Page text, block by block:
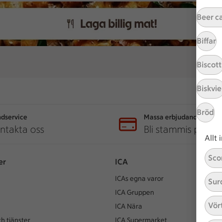
Beer
Biffar
Bröd
Allt
oss
Massa erbjudanden
Bli stammis på ICA
tjänster
ICA
ICAs egna varor
ICA Gruppen
ICA Nära
ICA Supermarket